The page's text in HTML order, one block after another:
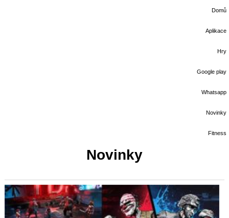
Domů
Aplikace
Hry
Google play
Whatsapp
Novinky
Fitness
Novinky